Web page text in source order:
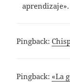
Pingback:
Pingback: «La